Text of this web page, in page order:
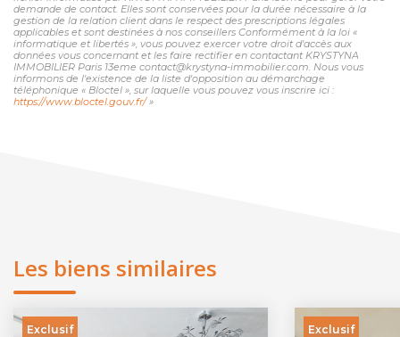
demande de contact. Elles sont conservées pour la durée nécessaire à la
gestion de la relation client dans le respect des prescriptions légales
applicables et sont destinées à nos conseillers Conformément à la loi «
informatique et libertés », vous pouvez exercer votre droit d'accès aux
données vous concernant et les faire rectifier en contactant KRYSTYNA
IMMOBILIER Paris 13eme contact@krystyna-immobilier.com. Nous vous
informons de l'existence de la liste d'opposition au démarchage
téléphonique « Bloctel », sur laquelle vous pouvez vous inscrire ici :
https://www.bloctel.gouv.fr/»
Les biens similaires
Exclusif Exclusif